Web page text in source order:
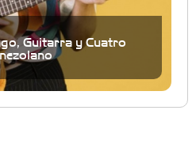
Guitarra y Cuatro